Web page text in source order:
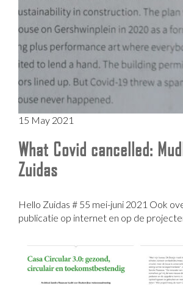
15 May 2021
What Covid cancelled:
Zuidas
Hello Zuidas # 55 mei-juni 2021 Ook
publicatie op internet en op de